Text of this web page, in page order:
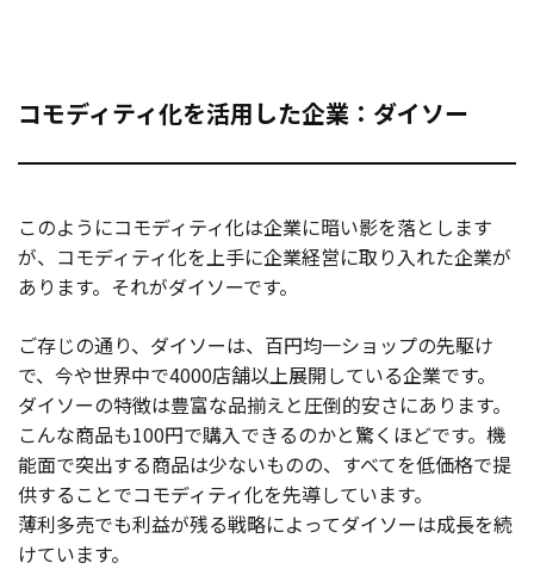
コモディティ化を活用した企業：ダイソー
このようにコモディティ化は企業に暗い影を落とします
が、コモディティ化を上手に企業経営に取り入れた企業が
あります。それがダイソーです。
ご存じの通り、ダイソーは、百円均一ショップの先駆け
で、今や世界中で4000店舗以上展開している企業です。
ダイソーの特徴は豊富な品揃えと圧倒的安さにあります。
こんな商品も100円で購入できるのかと驚くほどです。機
能面で突出する商品は少ないものの、すべてを低価格で提
供することでコモディティ化を先導しています。
薄利多売でも利益が残る戦略によってダイソーは成長を続
けています。